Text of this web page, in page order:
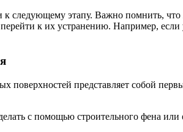
следующему этапу. Важно помнить,
к их устранению. Например,
поверхностей представляет собой
с помощью строительного фена